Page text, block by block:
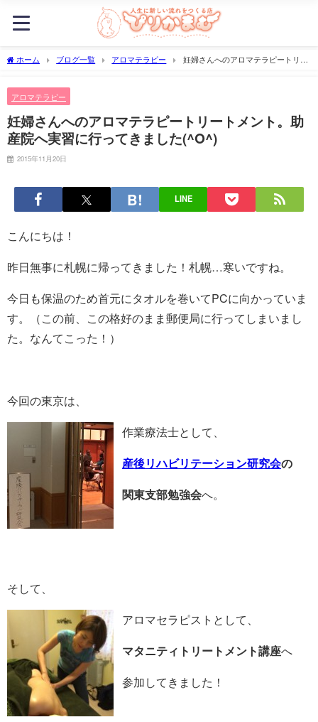
ホーム ブログ一覧 アロマテラピー
妊婦さんへのアロマテラピートリー
アロマテラピー
妊婦さんへのアロマテラピートリートメント。助
産院へ実習に行ってきました(^O^)
2015年11月20日
LINE
こんにちは！
昨日無事に札幌に帰ってきました！札幌…寒いですね。
今日も保温のため首元にタオルを巻いてPCに向かっていま
す。（この前、この格好のまま郵便局に行ってしまいまし
た。なんてこった！）
今回の東京は、
作業療法士として、
産後リハビリテーション研究会の
関東支部勉強会へ。
そして、
アロマセラピストとして、
マタニティトリートメント講座へ
参加してきました！